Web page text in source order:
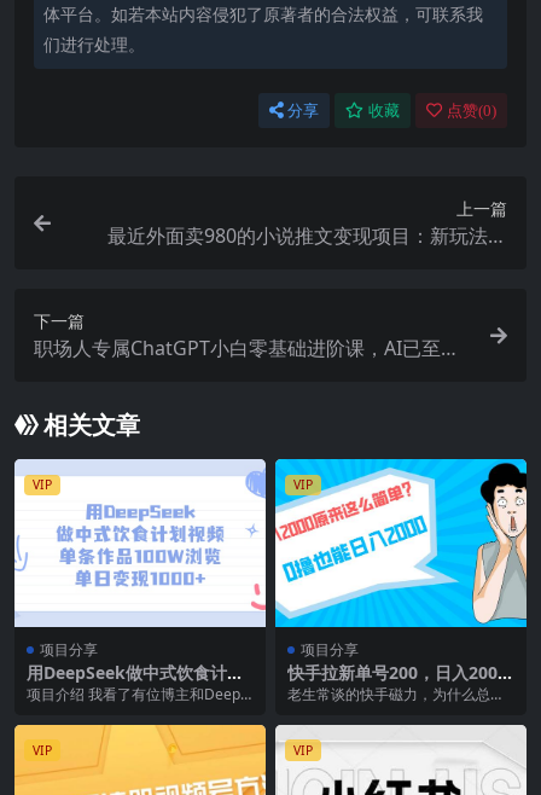
体平台。如若本站内容侵犯了原著者的合法权益，可联系我
们进行处理。
分享 收藏 点赞(0)
上一篇
最近外面卖980的小说推文变现项目：新玩法更
下一篇
职场人专属ChatGPT小白零基础进阶课，AI已至，
相关文章
VIP
项目分享
用DeepSeek做中式饮食计划
视频，单条作品100W浏览，
项目介绍 我看了有位博主和DeepS
9岁了，...
VIP
项目分享
快手拉新单号200，日入2000
+，长期稳定项目
老生常谈的快手磁力，为什么总是
以日入2000+的...
VIP VIP